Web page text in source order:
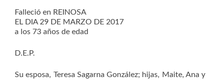
Falleció en REINOSA
EL DIA 29 DE MARZO DE 2017
a los 73 años de edad
D.E.P.
Su esposa, Teresa Sagarna González; hijas, Maite, Ana y